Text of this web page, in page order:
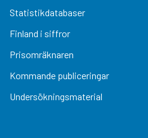
Statistikdatabaser
Finland i siffror
Prisomräknaren
Kommande publiceringar
Undersökningsmaterial